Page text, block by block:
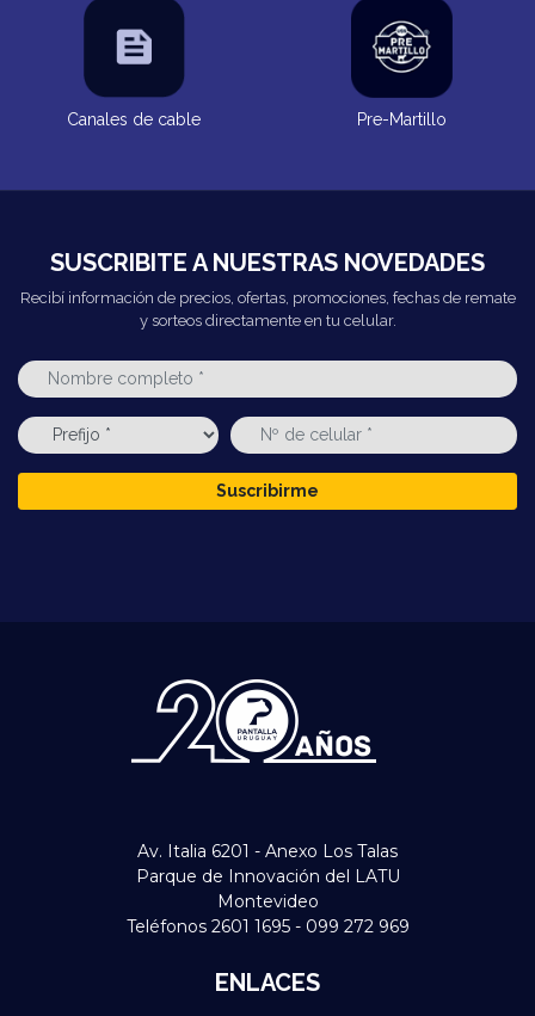
Canales de cable Pre-Martillo
SUSCRIBITE A NUESTRAS NOVEDADES
Recibí información de precios, ofertas, promociones, fechas de remate
y sorteos directamente en tu celular.
Suscribirme
Av. Italia 6201 - Anexo Los Talas
Parque de Innovación del LATU
Montevideo
Teléfonos 2601 1695 - 099 272 969
ENLACES